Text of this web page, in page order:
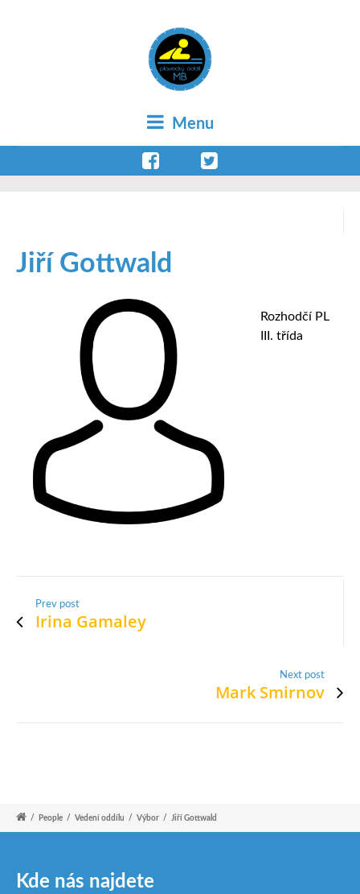
Menu
Jiří Gottwald
Rozhodčí PL
III. třída
Prev post
Irina Gamaley
Next post
Mark Smirnov
/ People / Vedení oddílu / Výbor / Jiří Gottwald
Kde nás najdete